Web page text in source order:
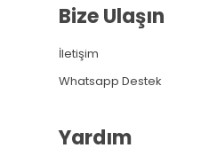
Bize Ulaşın
İletişim
Whatsapp Destek
Yardım